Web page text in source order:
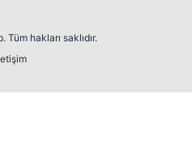
hakları saklıdır.